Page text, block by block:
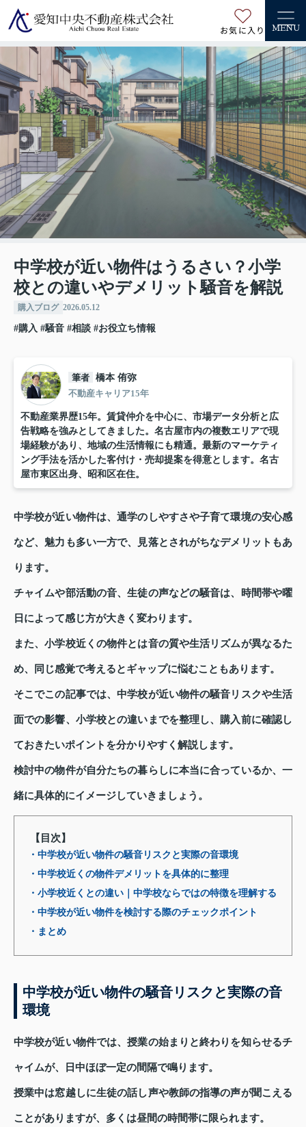
お気に入り MENU
中学校が近い物件はうるさい？小学
校との違いやデメリット騒音を解説
購入ブログ 2026.05.12
#購入 #騒音 #相談 #お役立ち情報
筆者 橋本 侑弥
不動産キャリア15年
不動産業界歴15年。賃貸仲介を中心に、市場データ分析と広
告戦略を強みとしてきました。名古屋市内の複数エリアで現
場経験があり、地域の生活情報にも精通。最新のマーケティ
ング手法を活かした客付け・売却提案を得意とします。名古
屋市東区出身、昭和区在住。
中学校が近い物件は、通学のしやすさや子育て環境の安心感
など、魅力も多い一方で、見落とされがちなデメリットもあ
ります。
チャイムや部活動の音、生徒の声などの騒音は、時間帯や曜
日によって感じ方が大きく変わります。
また、小学校近くの物件とは音の質や生活リズムが異なるた
め、同じ感覚で考えるとギャップに悩むこともあります。
そこでこの記事では、中学校が近い物件の騒音リスクや生活
面での影響、小学校との違いまでを整理し、購入前に確認し
ておきたいポイントを分かりやすく解説します。
検討中の物件が自分たちの暮らしに本当に合っているか、一
緒に具体的にイメージしていきましょう。
【目次】
・中学校が近い物件の騒音リスクと実際の音環境
・中学校近くの物件デメリットを具体的に整理
・小学校近くとの違い｜中学校ならではの特徴を理解する
・中学校が近い物件を検討する際のチェックポイント
・まとめ
中学校が近い物件の騒音リスクと実際の音
環境
中学校が近い物件では、授業の始まりと終わりを知らせるチ
ャイムが、日中ほぼ一定の間隔で鳴ります。
授業中は窓越しに生徒の話し声や教師の指導の声が聞こえる
ことがありますが、多くは昼間の時間帯に限られます。